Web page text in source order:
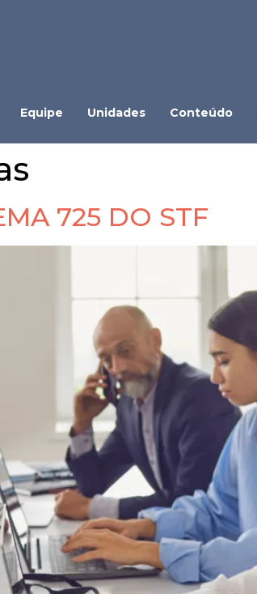
Equipe Unidades Conteúdo
725 DO STF